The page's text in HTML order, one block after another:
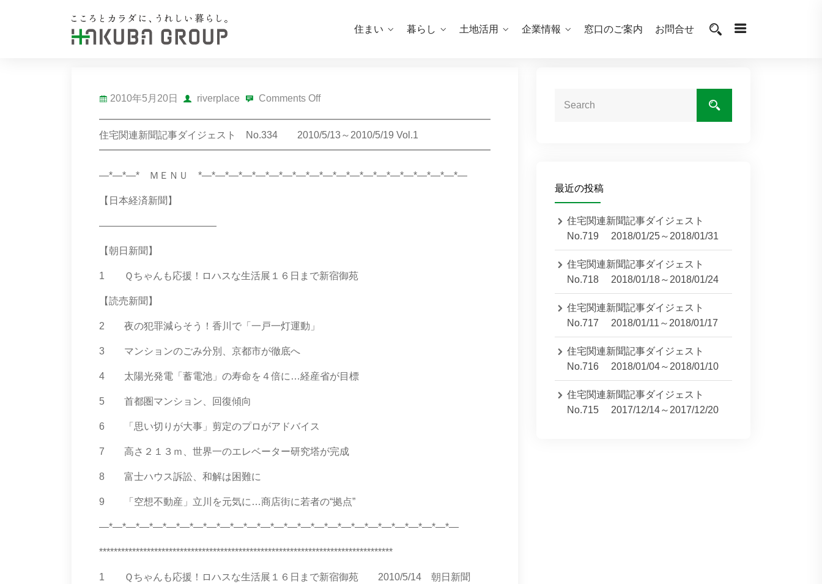
住まい 暮らし 土地活用 企業情報 窓口のご案内 お問合せ
2010年5月20日 riverplace Comments Off
━━━━━━━━━━━━━━━━━━━━━━━━━━━━━━━━━━━━━━━━
住宅関連新聞記事ダイジェスト No.334 2010/5/13～2010/5/19 Vol.1
━━━━━━━━━━━━━━━━━━━━━━━━━━━━━━━━━━━━━━━━
―*―*―* ＭＥＮＵ *―*―*―*―*―*―*―*―*―*―*―*―*―*―*―*―*―*―*―*―
【日本経済新聞】
――――――――――――
【朝日新聞】
1 Ｑちゃんも応援！ロハスな生活展１６日まで新宿御苑
【読売新聞】
2 夜の犯罪減らそう！香川で「一戸一灯運動」
3 マンションのごみ分別、京都市が徹底へ
4 太陽光発電「蓄電池」の寿命を４倍に…経産省が目標
5 首都圏マンション、回復傾向
6 「思い切りが大事」剪定のプロがアドバイス
7 高さ２１３ｍ、世界一のエレベーター研究塔が完成
8 富士ハウス訴訟、和解は困難に
9 「空想不動産」立川を元気に…商店街に若者の“拠点”
―*―*―*―*―*―*―*―*―*―*―*―*―*―*―*―*―*―*―*―*―*―*―*―*―*―*―
********************************************************************************
1 Ｑちゃんも応援！ロハスな生活展１６日まで新宿御苑 2010/5/14 朝日新聞
最近の投稿
住宅関連新聞記事ダイジェスト
No.719 2018/01/25～2018/01/31
住宅関連新聞記事ダイジェスト
No.718 2018/01/18～2018/01/24
住宅関連新聞記事ダイジェスト
No.717 2018/01/11～2018/01/17
住宅関連新聞記事ダイジェスト
No.716 2018/01/04～2018/01/10
住宅関連新聞記事ダイジェスト
No.715 2017/12/14～2017/12/20